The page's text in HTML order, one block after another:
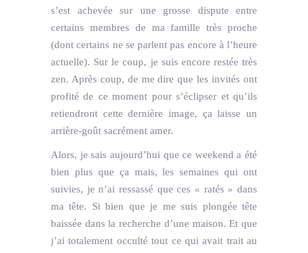
s’est achevée sur une grosse dispute entre
certains membres de ma famille très proche
(dont certains ne se parlent pas encore à l’heure
actuelle). Sur le coup, je suis encore restée très
zen. Après coup, de me dire que les invités ont
profité de ce moment pour s’éclipser et qu’ils
retiendront cette dernière image, ça laisse un
arrière-goût sacrément amer.
Alors, je sais aujourd’hui que ce weekend a été
bien plus que ça mais, les semaines qui ont
suivies, je n’ai ressassé que ces « ratés » dans
ma tête. Si bien que je me suis plongée tête
baissée dans la recherche d’une maison. Et que
j’ai totalement occulté tout ce qui avait trait au